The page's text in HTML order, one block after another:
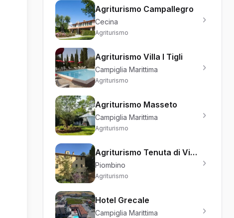
Agriturismo Campallegro
Cecina
Agriturismo
Agriturismo Villa I Tigli
Campiglia Marittima
Agriturismo
Agriturismo Masseto
Campiglia Marittima
Agriturismo
Agriturismo Tenuta di Vignale
Piombino
Agriturismo
Hotel Grecale
Campiglia Marittima